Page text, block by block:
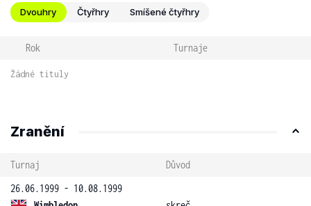
Dvouhry Čtyřhry Smíšené čtyřhry
Rok Turnaje
Žádné tituly
Zranění
Turnaj
Důvod
26.06.1999 - 10.08.1999